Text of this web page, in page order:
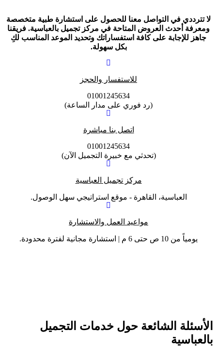
لا تترددي في التواصل معنا للحصول على استشارة طبية متخصصة
ومعرفة أحدث العروض المتاحة في مركز تجميل بالعباسية. فريقنا
جاهز للإجابة على كافة استفساراتك وتحديد الموعد المناسب لكِ
بكل سهولة.
للاستفسار والحجز
01001245634
(رد فوري على مدار الساعة)
اتصل بنا مباشرة
01001245634
(تحدثي مع خبيرة التجميل الآن)
مركز تجميل العباسية
العباسية، القاهرة - موقع استراتيجي سهل الوصول.
مواعيد العمل والاستشارة
يومياً من 10 ص حتى 6 م | استشارة مجانية لفترة محدودة.
الأسئلة الشائعة حول خدمات التجميل
بالعباسية